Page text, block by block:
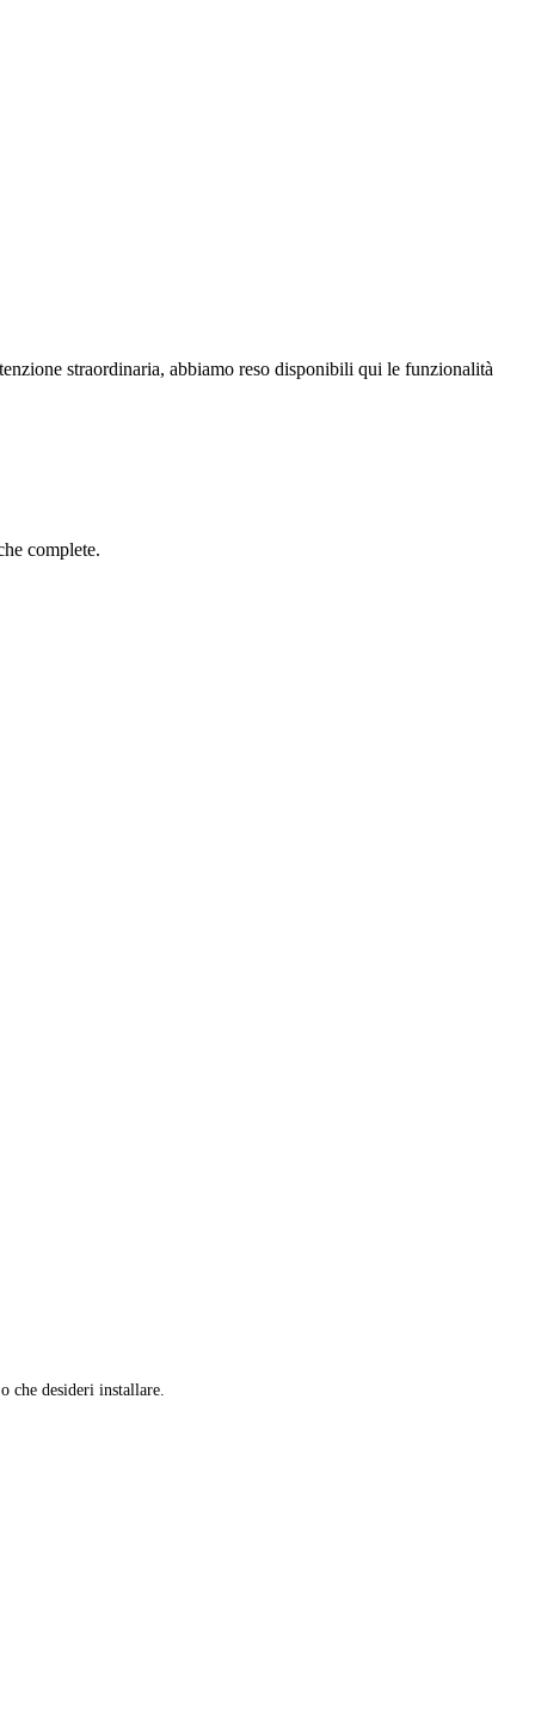
straordinaria, abbiamo reso disponibili qui le funzionalità
complete.
desideri installare.